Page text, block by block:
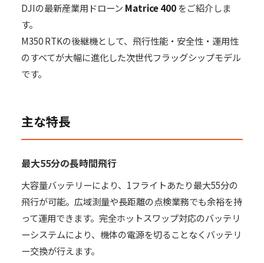
DJIの最新産業用ドローン Matrice 400をご紹介しま
す。
M350 RTKの後継機として、飛行性能・安全性・運用性
のすべてが大幅に進化した次世代フラッグシップモデル
です。
主な特長
最大55分の長時間飛行
大容量バッテリーにより、1フライトあたり最大55分の
飛行が可能。広域測量や長距離の点検業務でも余裕を持
って運用できます。完全ホットスワップ対応のバッテリ
ーシステムにより、機体の電源を切ることなくバッテリ
ー交換が行えます。